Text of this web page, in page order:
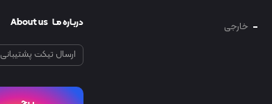
خارجی دربـاره مـا About us
ارسال تیکت پشتیبانی